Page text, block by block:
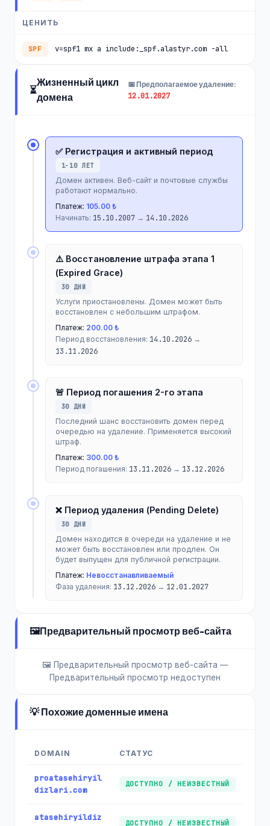
ЦЕНИТЬ
SPF v=spf1 mx a include:_spf.alastyr.com -all
⏳
Жизненный цикл
домена
📅 Предполагаемое удаление:
12.01.2027
✅ Регистрация и активный период
1-10 ЛЕТ
Домен активен. Веб-сайт и почтовые службы
работают нормально.
Платеж: 105.00 ₺
Начинать: 15.10.2007 → 14.10.2026
⚠️ Восстановление штрафа этапа 1
(Expired Grace)
30 ДНИ
Услуги приостановлены. Домен может быть
восстановлен с небольшим штрафом.
Платеж: 200.00 ₺
Период восстановления: 14.10.2026 →
13.11.2026
🚨 Период погашения 2-го этапа
30 ДНИ
Последний шанс восстановить домен перед
очередью на удаление. Применяется высокий
штраф.
Платеж: 300.00 ₺
Период погашения: 13.11.2026 → 13.12.2026
❌ Период удаления (Pending Delete)
30 ДНИ
Домен находится в очереди на удаление и не
может быть восстановлен или продлен. Он
будет выпущен для публичной регистрации.
Платеж: Невосстанавливаемый
Фаза удаления: 13.12.2026 → 12.01.2027
🖼️Предварительный просмотр веб-сайта
🖼️ Предварительный просмотр веб-сайта —
Предварительный просмотр недоступен
💡 Похожие доменные имена
DOMAIN СТАТУС
proatasehiryil
dizlari.com
ДОСТУПНО / НЕИЗВЕСТНЫЙ
atasehiryildiz
ДОСТУПНО / НЕИЗВЕСТНЫЙ